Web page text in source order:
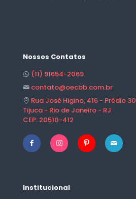
Nossos Contatos
(11) 91654-2069
contato@oecbb.com.br
Rua José Higino, 416 - Prédio 30
Tijuca - Rio de Janeiro - RJ
CEP: 20510-412
Institucional